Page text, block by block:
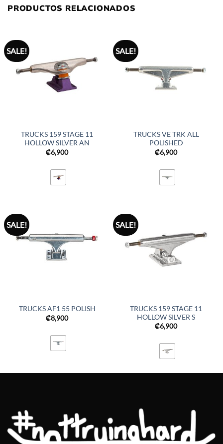
PRODUCTOS RELACIONADOS
SALE!
TRUCKS 159 STAGE 11
HOLLOW SILVER AN
₡6,900
SALE!
TRUCKS VE TRK ALL
POLISHED
₡6,900
SALE!
TRUCKS AF1 55 POLISH
₡8,900
SALE!
TRUCKS 159 STAGE 11
HOLLOW SILVER S
₡6,900